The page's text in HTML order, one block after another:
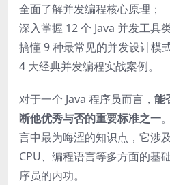
全面了解并发编程核心原理；
深入掌握 12 个 Java 并发工具
搞懂 9 种最常见的并发设计模
4 大经典并发编程实战案例。
对于一个 Java 程序员而言， 能
断他优秀与否的重要标准之一
言中最为晦涩的知识点，它涉
CPU、编程语言等多方面的基
序员的内功。